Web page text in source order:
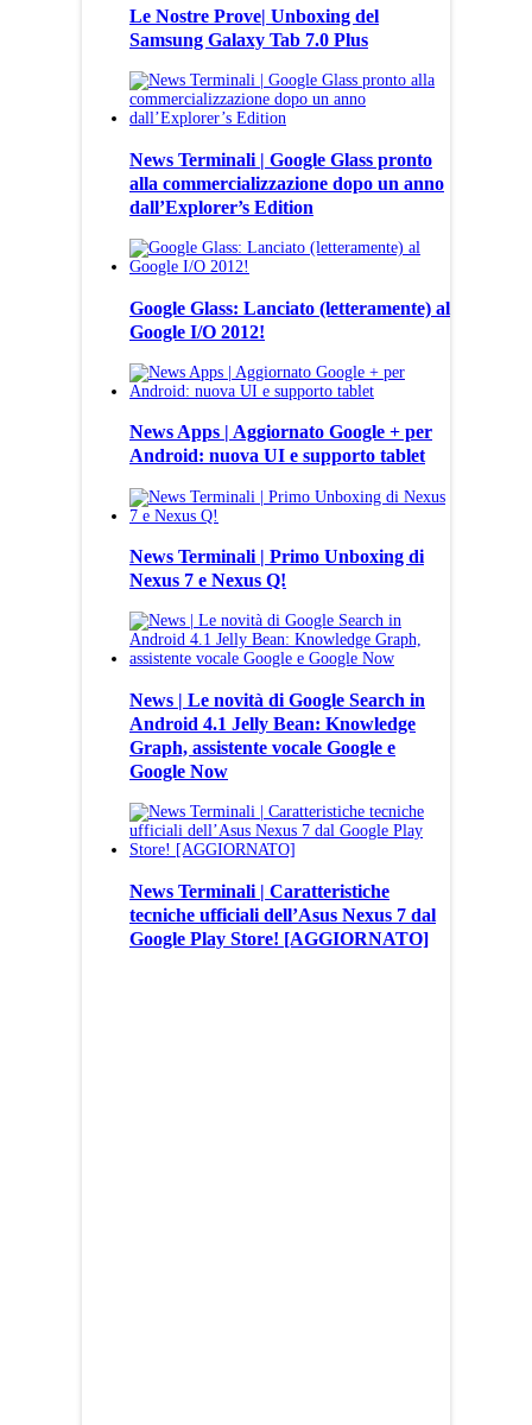
Le Nostre Prove| Unboxing del
Samsung Galaxy Tab 7.0 Plus
News Terminali | Google Glass pronto
alla commercializzazione dopo un anno
dall’Explorer’s Edition
Google Glass: Lanciato (letteramente) al
Google I/O 2012!
News Apps | Aggiornato Google + per
Android: nuova UI e supporto tablet
News Terminali | Primo Unboxing di
Nexus 7 e Nexus Q!
News | Le novità di Google Search in
Android 4.1 Jelly Bean: Knowledge
Graph, assistente vocale Google e
Google Now
News Terminali | Caratteristiche
tecniche ufficiali dell’Asus Nexus 7 dal
Google Play Store! [AGGIORNATO]